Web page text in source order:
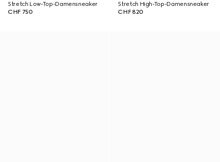
Stretch Low-Top-Damensneaker
CHF 750
Stretch High-Top-Damensneaker
CHF 820